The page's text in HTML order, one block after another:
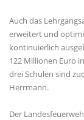
Auch das
erweitert und
kontinuierlich
122 Millionen Euro
drei Schulen sind
Herrmann.
Der